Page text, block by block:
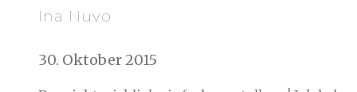
Ina Nuvo
30. Oktober 2015